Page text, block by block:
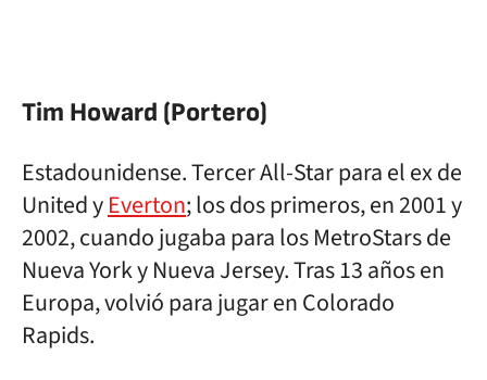
Tim Howard (Portero)
Estadounidense. Tercer All-Star para el ex de
United yEverton; los dos primeros, en 2001 y
2002, cuando jugaba para los MetroStars de
Nueva York y Nueva Jersey. Tras 13 años en
Europa, volvió para jugar en Colorado
Rapids.